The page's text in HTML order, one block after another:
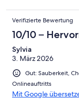
Verifizierte Bewertung
10/10 –
Sylvia
3. März 2026
Gut: Sauberkeit,
Onlineauftritts
Mit Google